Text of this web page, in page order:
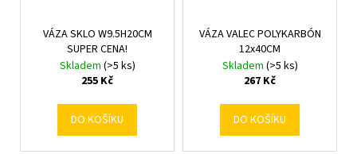
VÁZA SKLO W9.5H20CM
SUPER CENA!
Skladem (>5 ks)
255 Kč
DO KOŠÍKU
VÁZA VALEC POLYKARBÓN
12x40CM
Skladem (>5 ks)
267 Kč
DO KOŠÍKU